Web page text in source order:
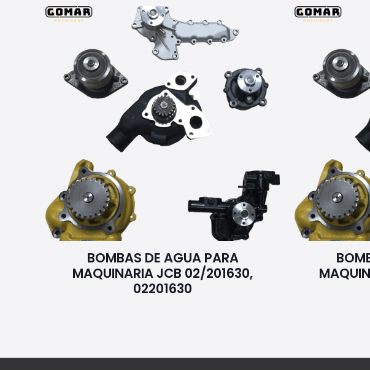
BOMBAS DE AGUA PARA
MAQUINARIA JCB 02/201630,
02201630